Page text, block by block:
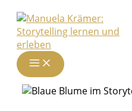
Zum
Inhalt
springen